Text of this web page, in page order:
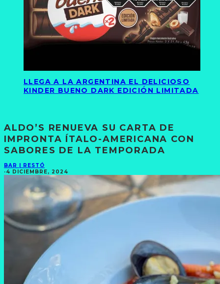
LLEGA A LA ARGENTINA EL DELICIOSO
KINDER BUENO DARK EDICIÓN LIMITADA
ALDO’S RENUEVA SU CARTA DE
IMPRONTA ÍTALO-AMERICANA CON
SABORES DE LA TEMPORADA
BAR | RESTÓ
·4 DICIEMBRE, 2024